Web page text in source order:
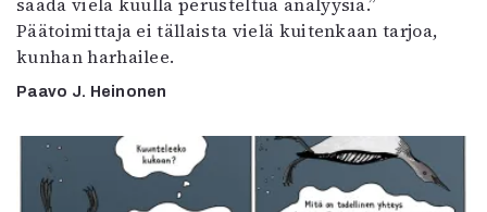
Päätoimittaja ei tällaista vielä kuitenkaan tarjoa,
kunhan harhailee.
Paavo J. Heinonen